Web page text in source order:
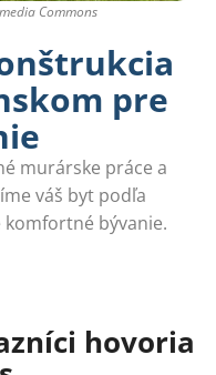
Commons
pre
murárske práce a
váš byt podľa
komfortné bývanie.
hovoria